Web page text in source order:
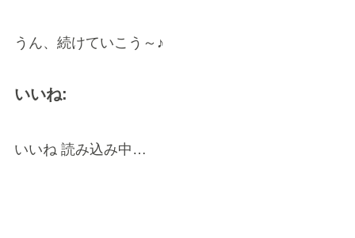
うん、続けていこう～♪
いいね:
いいね 読み込み中…